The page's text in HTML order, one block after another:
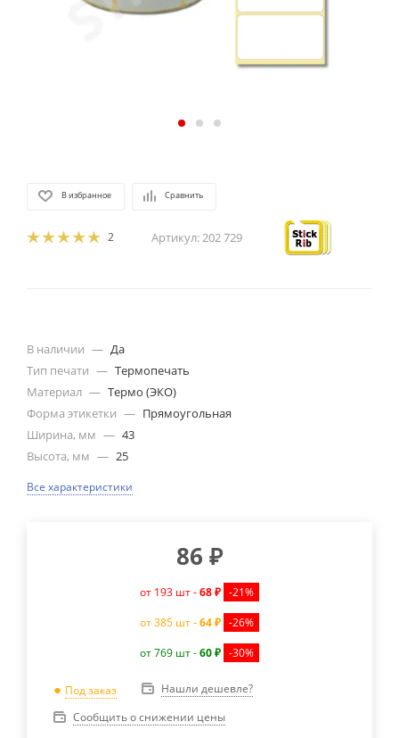
В избранное Сравнить
2 Артикул:202 729
В наличии — Да
Тип печати — Термопечать
Материал — Термо (ЭКО)
Форма этикетки — Прямоугольная
Ширина, мм — 43
Высота, мм — 25
Все характеристики
86 ₽
от 193 шт -68 ₽ -21%
от 385 шт -64 ₽ -26%
от 769 шт -60 ₽ -30%
Под заказ
Нашли дешевле?
Сообщить о снижении цены